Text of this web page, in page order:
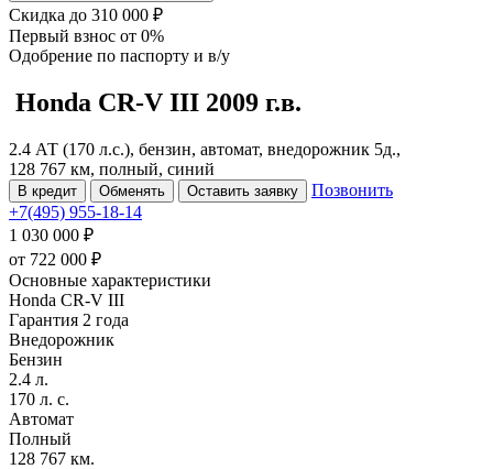
Скидка до 310 000 ₽
Первый взнос от 0%
Одобрение по паспорту и в/у
Honda CR-V III 2009 г.в.
2.4 АТ (170 л.с.), бензин, автомат, внедорожник 5д.,
128 767 км, полный, синий
В кредит Обменять Оставить заявку
Позвонить
+7(495) 955-18-14
1 030 000 ₽
от 722 000 ₽
Основные характеристики
Honda CR-V III
Гарантия 2 года
Внедорожник
Бензин
2.4 л.
170 л. с.
Автомат
Полный
128 767 км.